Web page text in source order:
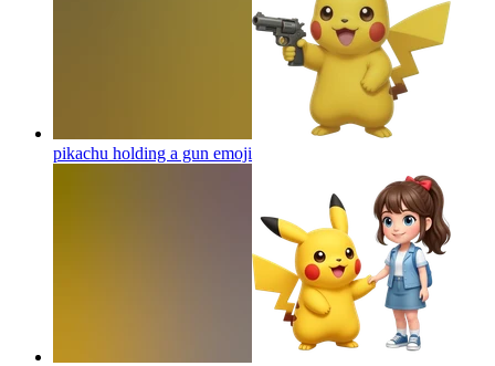
pikachu holding a gun emoji